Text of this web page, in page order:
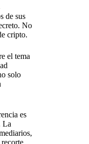
de sus
No
cripto.
el tema
solo
es
La